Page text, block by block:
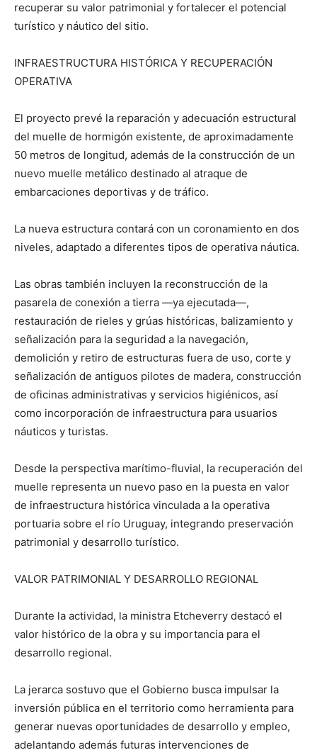
recuperar su valor patrimonial y fortalecer el potencial
turístico y náutico del sitio.
INFRAESTRUCTURA HISTÓRICA Y RECUPERACIÓN
OPERATIVA
El proyecto prevé la reparación y adecuación estructural
del muelle de hormigón existente, de aproximadamente
50 metros de longitud, además de la construcción de un
nuevo muelle metálico destinado al atraque de
embarcaciones deportivas y de tráfico.
La nueva estructura contará con un coronamiento en dos
niveles, adaptado a diferentes tipos de operativa náutica.
Las obras también incluyen la reconstrucción de la
pasarela de conexión a tierra —ya ejecutada—,
restauración de rieles y grúas históricas, balizamiento y
señalización para la seguridad a la navegación,
demolición y retiro de estructuras fuera de uso, corte y
señalización de antiguos pilotes de madera, construcción
de oficinas administrativas y servicios higiénicos, así
como incorporación de infraestructura para usuarios
náuticos y turistas.
Desde la perspectiva marítimo-fluvial, la recuperación del
muelle representa un nuevo paso en la puesta en valor
de infraestructura histórica vinculada a la operativa
portuaria sobre el río Uruguay, integrando preservación
patrimonial y desarrollo turístico.
VALOR PATRIMONIAL Y DESARROLLO REGIONAL
Durante la actividad, la ministra Etcheverry destacó el
valor histórico de la obra y su importancia para el
desarrollo regional.
La jerarca sostuvo que el Gobierno busca impulsar la
inversión pública en el territorio como herramienta para
generar nuevas oportunidades de desarrollo y empleo,
adelantando además futuras intervenciones de